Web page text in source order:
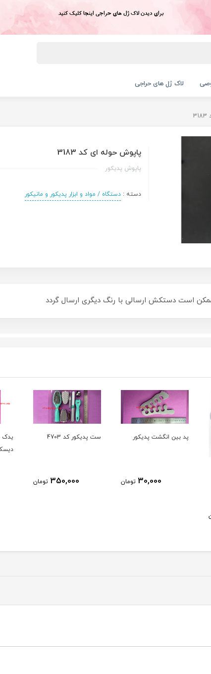
برای دیدن لاک ژل های حراجی اینجا کلیک کنید
لاک ژل های حراجی
پاپوش حوله ای کد 3183
پاپوش پدیکور
دسته : دستگاه / مواد و ابزار پدیکور و مانیکور
است دستکش ارسالی با رنگ دیگری ارسال گردد
ست پدیکور کد 4703
350,000 تومان
یدک برچسبی سمباده
40,000 تومان